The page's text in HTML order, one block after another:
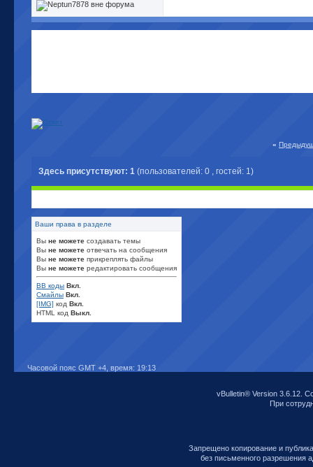
«
Здесь присутствуют: 1 (пользователей: 0 , гостей: 1)
Ваши права в разделе
Вы не можете создавать темы
Вы не можете отвечать на сообщения
Вы не можете прикреплять файлы
Вы не можете редактировать сообщения
BB коды Вкл.
Смайлы Вкл.
[IMG] код Вкл.
HTML код Выкл.
Часовой пояс GMT +4, время: 19:13
vBulletin® Version 3.6.12.
При
Запрещено копирование и
без письменного разрешения